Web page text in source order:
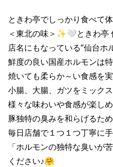
ときわ亭でしっかり食べて
＜東北の味＞✨🤍ときわ
店名にもなっている”仙台ホ
鮮度の良い国産ホルモンは
焼いても柔らか～い食感を
小腸、大腸、ガツをミック
様々な味わいや食感が楽し
豚独特の臭みを和らげるため
毎日店舗で１つ１つ丁寧に
「ホルモンの独特な臭いが
ください♪🤗